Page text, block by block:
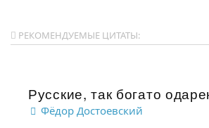
РЕКОМЕНДУЕМЫЕ ЦИТАТЫ:
Русские, так богато
Фёдор Достоевский